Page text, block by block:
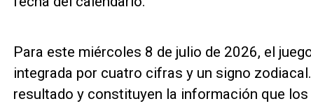
Para este miércoles 8 de julio de 2026, el
integrada por cuatro cifras y un signo
resultado y constituyen la información que